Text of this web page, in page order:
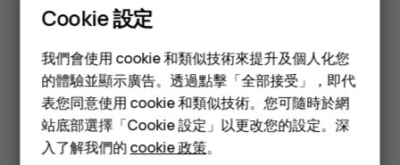
智慧型手機
功能型手機
配件
平板電腦
1.使用兼容的 USB 數據線將手機連接到兼容電腦。 2.在電腦上，
開啟一個檔案管理程式，然後瀏覽到您的手機。 3.從手機拖放項
目到電腦，或從電腦拖放到手機。
請確認您將檔案放置到手機上的正確資料夾中，否則您可能會無
法看到它們。
Cookie 設定
我們會使用 cookie 和類似技術來提升及個人化您
的體驗並顯示廣告。透過點擊「全部接受」，即代
表您同意使用 cookie 和類似技術。您可隨時於網
站底部選擇「Cookie 設定」以更改您的設定。深
入了解我們的cookie 政策。